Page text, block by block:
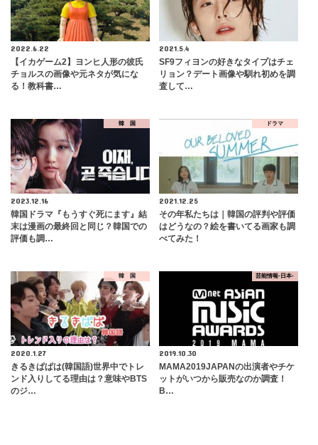
2022.6.22
【イカゲーム2】ヨンヒ人形の彼氏
チョルスの画像や元ネタが気にな
る！教科書…
2021.5.4
SF9フィヨンの好きなタイプはチェ
リョン？デート画像や馴れ初めを調
査して…
韓 国
2023.12.16
韓国ドラマ『もうすぐ死にます』結
末は漫画の最終回と同じ？韓国での
評価も調…
ドラマ
2021.12.25
その年私たちは｜韓国の評判や評価
はどうなの？絵を書いてる画家も調
べてみた！
韓 国
2020.1.27
きるきぱぱは(韓国語)世界中でトレ
ンド入りしてる理由は？意味やBTS
のジ…
芸能情報-日本-
2019.10.30
MAMA2019JAPANの出演者やチケ
ットがいつから販売なのか調査！
B…